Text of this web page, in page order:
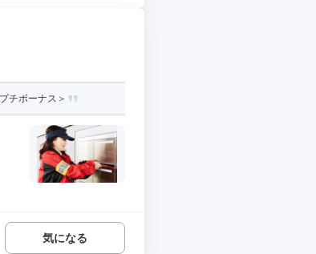
チボーナス＞
気になる